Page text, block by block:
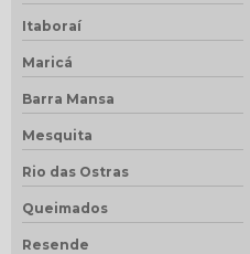
Itaboraí
Maricá
Barra Mansa
Mesquita
Rio das Ostras
Queimados
Resende